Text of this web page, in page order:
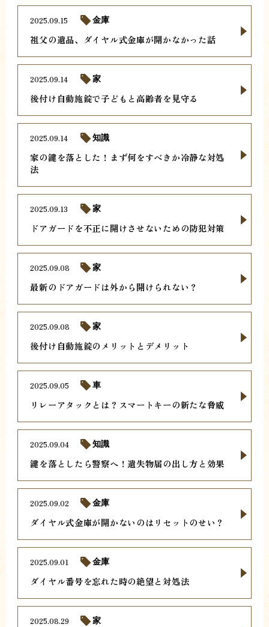
祖父の遺品、ダイヤル式金庫が開かなかった話
2025.09.15 金庫
後付け自動施錠で子どもと高齢者を見守る
2025.09.14 家
家の鍵を落とした！まず何をすべきか冷静な対処
法
2025.09.14 知識
ドアガードを不正に開けさせないための防犯対策
2025.09.13 家
最新のドアガードは外から開けられない？
2025.09.08 家
後付け自動施錠のメリットとデメリット
2025.09.08 家
リレーアタックとは？スマートキーの新たな脅威
2025.09.05 車
鍵を落としたら警察へ！遺失物届の出し方と効果
2025.09.04 知識
ダイヤル式金庫が開かないのはリセットのせい？
2025.09.02 金庫
ダイヤル番号を忘れた時の絶望と対処法
2025.09.01 金庫
2025.08.29 家